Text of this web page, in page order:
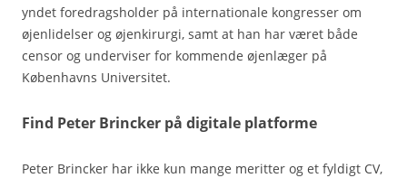
yndet foredragsholder på internationale kongresser om
øjenlidelser og øjenkirurgi, samt at han har været både
censor og underviser for kommende øjenlæger på
Københavns Universitet.
Find Peter Brincker på digitale platforme
Peter Brincker har ikke kun mange meritter og et fyldigt CV,